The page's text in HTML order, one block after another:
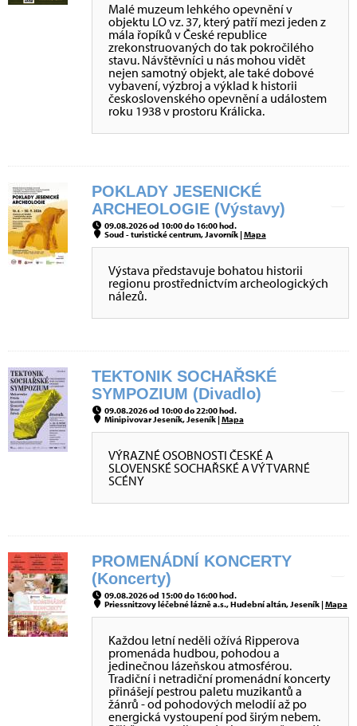
Malé muzeum lehkého opevnění v
objektu LO vz. 37, který patří mezi jeden z
mála řopíků v České republice
zrekonstruovaných do tak pokročilého
stavu. Návštěvníci u nás mohou vidět
nejen samotný objekt, ale také dobové
vybavení, výzbroj a výklad k historii
československého opevnění a událostem
roku 1938 v prostoru Králicka.
POKLADY JESENICKÉ
ARCHEOLOGIE (Výstavy)
09.08.2026 od 10:00 do 16:00 hod.
Soud - turistické centrum, Javorník |Mapa
Výstava představuje bohatou historii
regionu prostřednictvím archeologických
nálezů.
TEKTONIK SOCHAŘSKÉ
SYMPOZIUM (Divadlo)
09.08.2026 od 10:00 do 22:00 hod.
Minipivovar Jeseník, Jeseník |Mapa
VÝRAZNÉ OSOBNOSTI ČESKÉ A
SLOVENSKÉ SOCHAŘSKÉ A VÝTVARNÉ
SCÉNY
PROMENÁDNÍ KONCERTY
(Koncerty)
09.08.2026 od 15:00 do 16:00 hod.
Priessnitzovy léčebné lázně a.s., Hudební altán, Jeseník |Mapa
Každou letní neděli ožívá Ripperova
promenáda hudbou, pohodou a
jedinečnou lázeňskou atmosférou.
Tradiční i netradiční promenádní koncerty
přinášejí pestrou paletu muzikantů a
žánrů - od pohodových melodií až po
energická vystoupení pod širým nebem.